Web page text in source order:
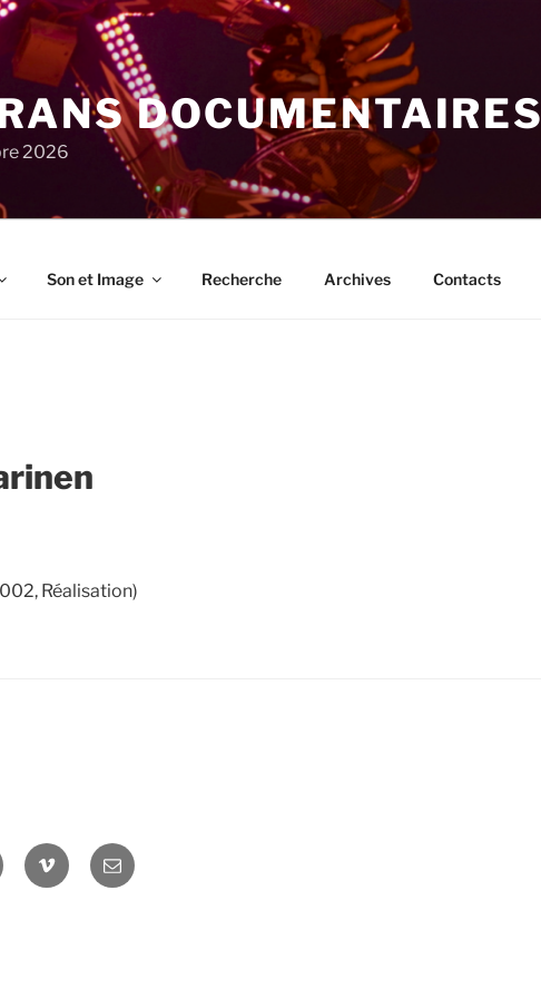
DOCUMENTAIRES
2026
Son et Image Recherche Archives Contacts
Réalisation)
Vimeo Newsletter